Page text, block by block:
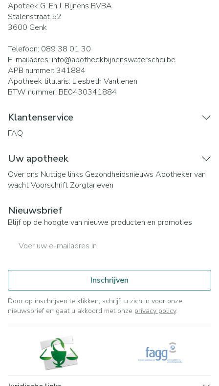
Apoteek G. En J. Bijnens BVBA
Stalenstraat 52
3600 Genk
Telefoon: 089 38 01 30
E-mailadres: info@apotheekbijnenswaterschei.be
APB nummer: 341884
Apotheek titularis: Liesbeth Vantienen
BTW nummer: BE0430341884
Klantenservice
FAQ
Uw apotheek
Over ons Nuttige links Gezondheidsnieuws Apotheker van
wachtVoorschrift Zorgtarieven
Nieuwsbrief
Blijf op de hoogte van nieuwe producten en promoties
Inschrijven
Door op inschrijven te klikken, schrijft u zich in voor onze
nieuwsbrief en gaat u akkoord met onze privacy policy.